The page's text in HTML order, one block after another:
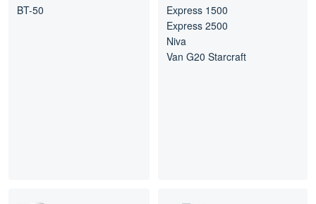
BT-50
Express 1500
Express 2500
Niva
Van G20 Starcraft